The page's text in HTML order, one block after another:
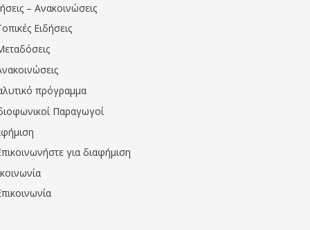
– Ανακοινώσεις
Ειδήσεις
πρόγραμμα
Παραγωγοί
για διαφήμιση